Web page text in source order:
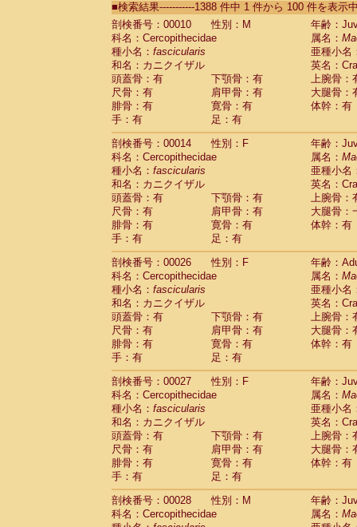
CebidaeSaguinus labiatus(0)
Cebidae Saguinus leucopus (6)
CebidaeSaguinus midas
CebidaeSaguinus mystax
CebidaeSaguinus nigricollis (34)
Cebidae Saguinus oedipus
Cebidae Saguinus weddelli
Cebidae Saguinusspp.
Cebidae Aotus trivirgatus
Cebidae Cebus albifrons
CebidaeCebus apella
CebidaeCebus capucinus
CebidaeCebus nigrivittatus
Cebidae Cebusspp.(0)
Cebidae Saimiri boliviensis
Cebidae Saimiri sciureus
Atelidae Alouatta caraya
AtelidaeAlouatta fusca
AtelidaeAlouatta seniculus
AtelidaeAlouatta
AtelidaeAteles belzebuth
Atelidae Ateles geoffroyi
Atelidae Ateles paniscus
Atelidae Atelesspp.
Atelidae Lagothrix lagothricha
AtelidaeLagothrix lagothricha cana(0)
Pitheciidae
Cacajao calvus
PitheciidaeCallicebus cupreus(2)
Pitheciidae Callicebus donacophilus(0)
Pitheciidae Callicebus moloch(0)
Pitheciidae Callicebus torquatus(0)
Pitheciidae Callicebus
Pitheciidae Chiropotes satanas
Pitheciidae Pithecia monachus
Pitheciidae Pithecia pithecia (0)
Cercopithecidae Cercocebus agilis (0)
■検索結果-----------1388 件中 1 件から 100 件を表示
剖検番号：00010
性別：M
年齢：
科名：Cercopithecidae
属名：
種小名： fascicularis
亜種小名
和名：カニクイザル
英名：
頭蓋骨：有
下顎骨：有
上腕骨：
尺骨：有
肩甲骨：有
大腿骨：
腓骨：有
寛骨：有
体幹：有
手：有
足：有
剖検番号：00014
性別：F
年齢：
科名：Cercopithecidae
属名：
種小名： fascicularis
亜種小名
和名：カニクイザル
英名：
頭蓋骨：有
下顎骨：有
上腕骨：
尺骨：有
肩甲骨：有
大腿骨：
腓骨：有
寛骨：有
体幹：有
手：有
足：有
剖検番号：00026
性別：F
年齢：
科名：Cercopithecidae
属名：
種小名： fascicularis
亜種小名
和名：カニクイザル
英名：
頭蓋骨：有
下顎骨：有
上腕骨：
尺骨：有
肩甲骨：有
大腿骨：
腓骨：有
寛骨：有
体幹：有
手：有
足：有
剖検番号：00027
性別：F
年齢：
科名：Cercopithecidae
属名：
種小名： fascicularis
亜種小名
和名：カニクイザル
英名：
頭蓋骨：有
下顎骨：有
上腕骨：
尺骨：有
肩甲骨：有
大腿骨：
腓骨：有
寛骨：有
体幹：有
手：有
足：有
剖検番号：00028
性別：M
年齢：
科名：Cercopithecidae
属名：